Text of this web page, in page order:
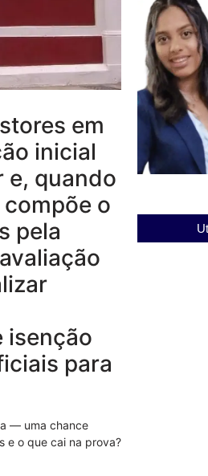
em
inicial
e, quando
o
pela
isenção
para
— uma chance
e o que cai na prova?